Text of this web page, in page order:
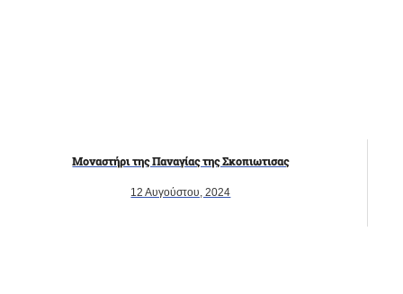
Μοναστήρι της Παναγίας της Σκοπιωτισας
12 Αυγούστου, 2024